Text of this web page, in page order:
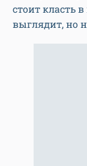
стоит класть
выглядит, но